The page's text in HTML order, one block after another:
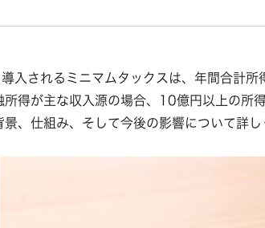
入されるミニマムタックスは、年間合計
所得が主な収入源の場合、10億円以上の所
景、仕組み、そして今後の影響について詳し